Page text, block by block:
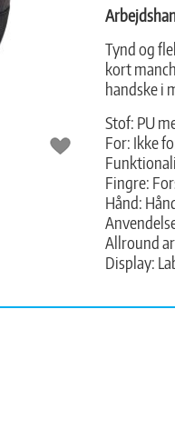
Tynd og
kort
handske i
Stof: PU
For: Ikke
Fingre:
Hånd:
Allround
Display: